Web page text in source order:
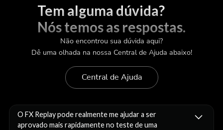
Tem alguma dúvida?
Nós temos as respostas.
Não encontrou sua dúvida aqui?
Dê uma olhada na nossa Central de Ajuda abaixo!
Central de Ajuda
O FX Replay pode realmente me ajudar a ser
aprovado mais rapidamente no teste de uma